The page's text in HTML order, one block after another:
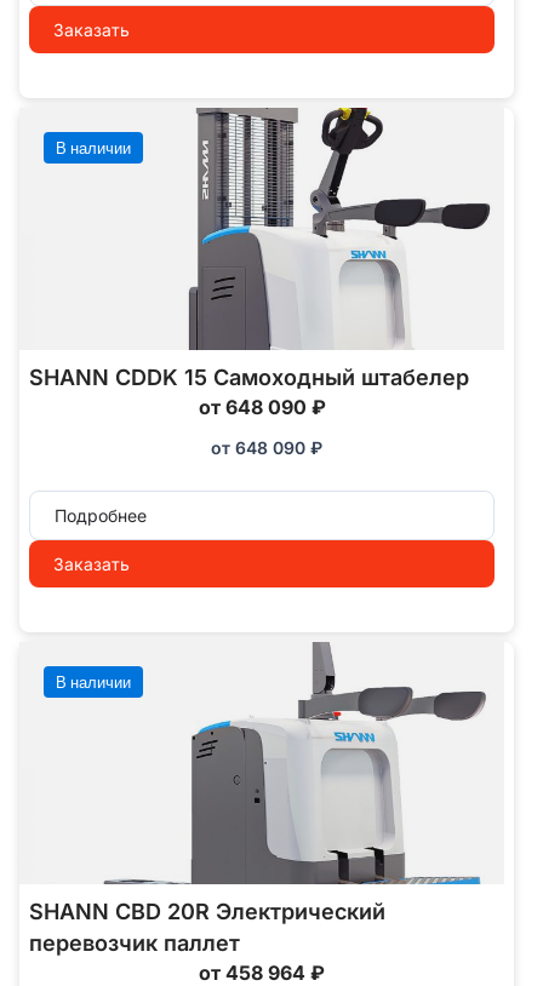
Заказать
В наличии
SHANN CDDK 15 Самоходный штабелер
от 648 090 ₽
от 648 090 ₽
Подробнее
Заказать
В наличии
SHANN CBD 20R Электрический
перевозчик паллет
от 458 964 ₽